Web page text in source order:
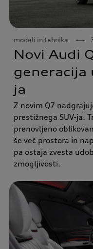
modeli in tehnika
Novi Audi
generacija
ja
Z novim Q7
prestižnega SUV-ja.
prenovljeno
še več prostora in
pa ostaja zvesta
zmogljivosti.